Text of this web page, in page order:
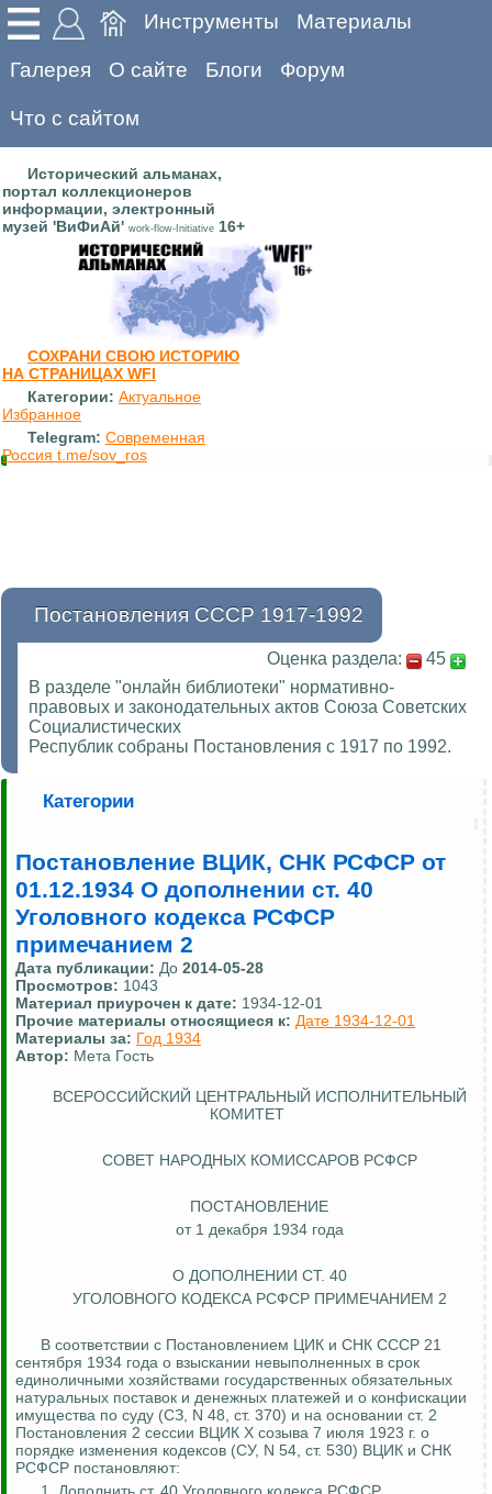
Инструменты Материалы
Галерея О сайте Блоги Форум
Что с сайтом
Исторический альманах,
портал коллекционеров
информации, электронный
музей 'ВиФиАй' work-flow-Initiative 16+
СОХРАНИ СВОЮ ИСТОРИЮ
НА СТРАНИЦАХ WFI
Категории: Актуальное
Избранное
Telegram: Современная
Россия t.me/sov_ros
Постановления СССР 1917-1992
Оценка раздела:
45
В разделе "онлайн библиотеки" нормативно-
правовых и законодательных актов Союза Советских
Социалистических
Республик собраны Постановления с 1917 по 1992.
Категории
Постановление ВЦИК, СНК РСФСР от
01.12.1934 О дополнении ст. 40
Уголовного кодекса РСФСР
примечанием 2
Дата публикации: До 2014-05-28
Просмотров: 1043
Материал приурочен к дате: 1934-12-01
Прочие материалы относящиеся к: Дате 1934-12-01
Материалы за: Год 1934
Автор: Мета Гость
ВСЕРОССИЙСКИЙ ЦЕНТРАЛЬНЫЙ ИСПОЛНИТЕЛЬНЫЙ
КОМИТЕТ
СОВЕТ НАРОДНЫХ КОМИССАРОВ РСФСР
ПОСТАНОВЛЕНИЕ
от 1 декабря 1934 года
О ДОПОЛНЕНИИ СТ. 40
УГОЛОВНОГО КОДЕКСА РСФСР ПРИМЕЧАНИЕМ 2
В соответствии с Постановлением ЦИК и СНК СССР 21
сентября 1934 года о взыскании невыполненных в срок
единоличными хозяйствами государственных обязательных
натуральных поставок и денежных платежей и о конфискации
имущества по суду (СЗ, N 48, ст. 370) и на основании ст. 2
Постановления 2 сессии ВЦИК X созыва 7 июля 1923 г. о
порядке изменения кодексов (СУ, N 54, ст. 530) ВЦИК и СНК
РСФСР постановляют: